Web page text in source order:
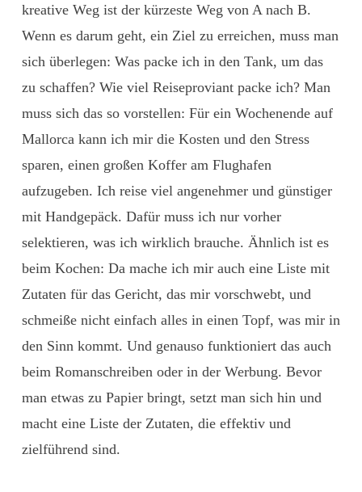
kreative Weg ist der kürzeste Weg von A nach B.
Wenn es darum geht, ein Ziel zu erreichen, muss man
sich überlegen: Was packe ich in den Tank, um das
zu schaffen? Wie viel Reiseproviant packe ich? Man
muss sich das so vorstellen: Für ein Wochenende auf
Mallorca kann ich mir die Kosten und den Stress
sparen, einen großen Koffer am Flughafen
aufzugeben. Ich reise viel angenehmer und günstiger
mit Handgepäck. Dafür muss ich nur vorher
selektieren, was ich wirklich brauche. Ähnlich ist es
beim Kochen: Da mache ich mir auch eine Liste mit
Zutaten für das Gericht, das mir vorschwebt, und
schmeiße nicht einfach alles in einen Topf, was mir in
den Sinn kommt. Und genauso funktioniert das auch
beim Romanschreiben oder in der Werbung. Bevor
man etwas zu Papier bringt, setzt man sich hin und
macht eine Liste der Zutaten, die effektiv und
zielführend sind.